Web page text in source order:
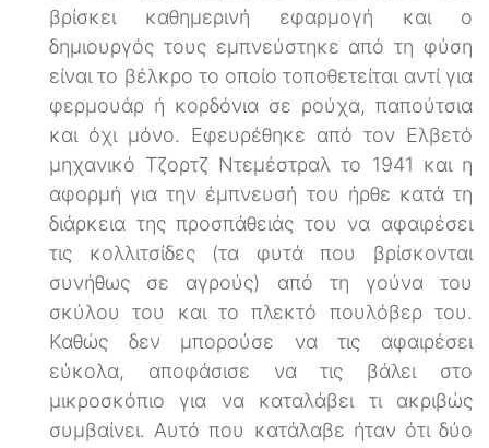
βρίσκει καθημερινή εφαρμογή και ο
δημιουργός τους εμπνεύστηκε από τη φύση
είναι το βέλκρο το οποίο τοποθετείται αντί για
φερμουάρ ή κορδόνια σε ρούχα, παπούτσια
και όχι μόνο. Εφευρέθηκε από τον Ελβετό
μηχανικό Τζορτζ Ντεμέστραλ το 1941 και η
αφορμή για την έμπνευσή του ήρθε κατά τη
διάρκεια της προσπάθειάς του να αφαιρέσει
τις κολλιτσίδες (τα φυτά που βρίσκονται
συνήθως σε αγρούς) από τη γούνα του
σκύλου του και το πλεκτό πουλόβερ του.
Καθώς δεν μπορούσε να τις αφαιρέσει
εύκολα, αποφάσισε να τις βάλει στο
μικροσκόπιο για να καταλάβει τι ακριβώς
συμβαίνει. Αυτό που κατάλαβε ήταν ότι δύο